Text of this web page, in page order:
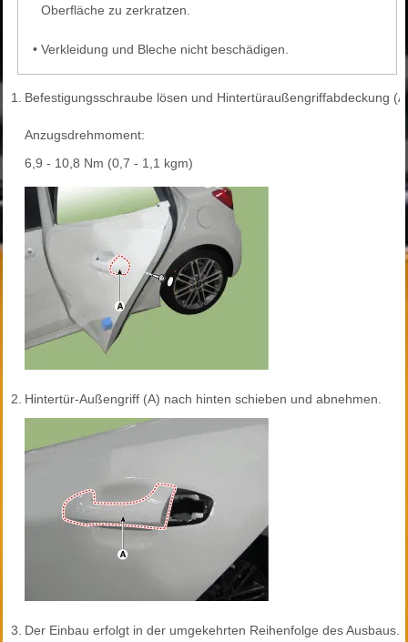
Oberfläche zu zerkratzen.
• Verkleidung und Bleche nicht beschädigen.
1. Befestigungsschraube lösen und Hintertüraußengriffabdeckung
Anzugsdrehmoment:
6,9 - 10,8 Nm (0,7 - 1,1 kgm)
2. Hintertür-Außengriff (A) nach hinten schieben und abnehmen.
3. Der Einbau erfolgt in der umgekehrten Reihenfolge des Ausbaus.